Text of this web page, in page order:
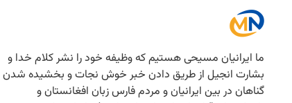
ما ایرانیان مسیحی هستیم كه وظیفه خود را نشر كلام خدا و
بشارت انجیل از طریق دادن خبر خوش نجات و بخشیده شدن
گناهان در بین ایرانیان و مردم فارس زبان افغانستان و